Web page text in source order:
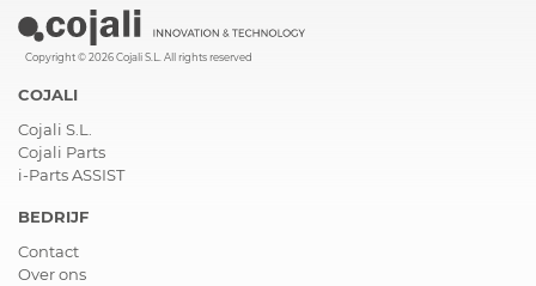
Copyright © 2026 Cojali S.L. All rights reserved
COJALI
Cojali S.L.
Cojali Parts
i-Parts ASSIST
BEDRIJF
Contact
Over ons